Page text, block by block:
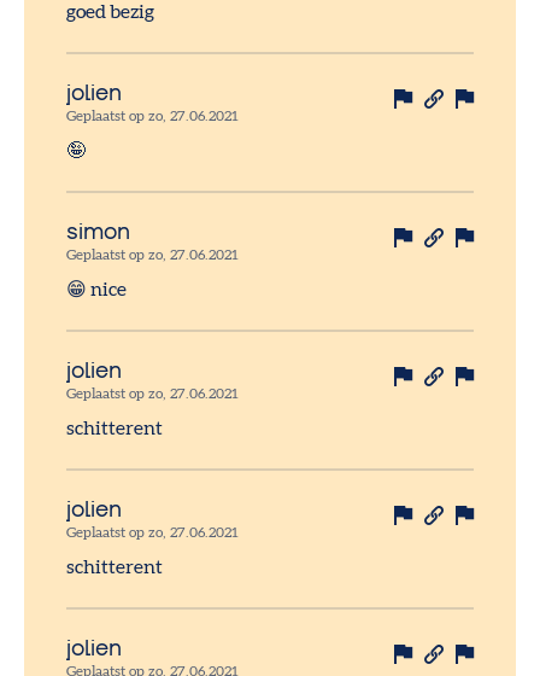
goed bezig
jolien
Geplaatst op zo, 27.06.2021
🤪
simon
Geplaatst op zo, 27.06.2021
😁 nice
jolien
Geplaatst op zo, 27.06.2021
schitterent
jolien
Geplaatst op zo, 27.06.2021
schitterent
jolien
Geplaatst op zo, 27.06.2021